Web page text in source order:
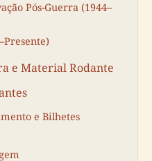
Pós-Guerra (1944–
e Material Rodante
e Bilhetes